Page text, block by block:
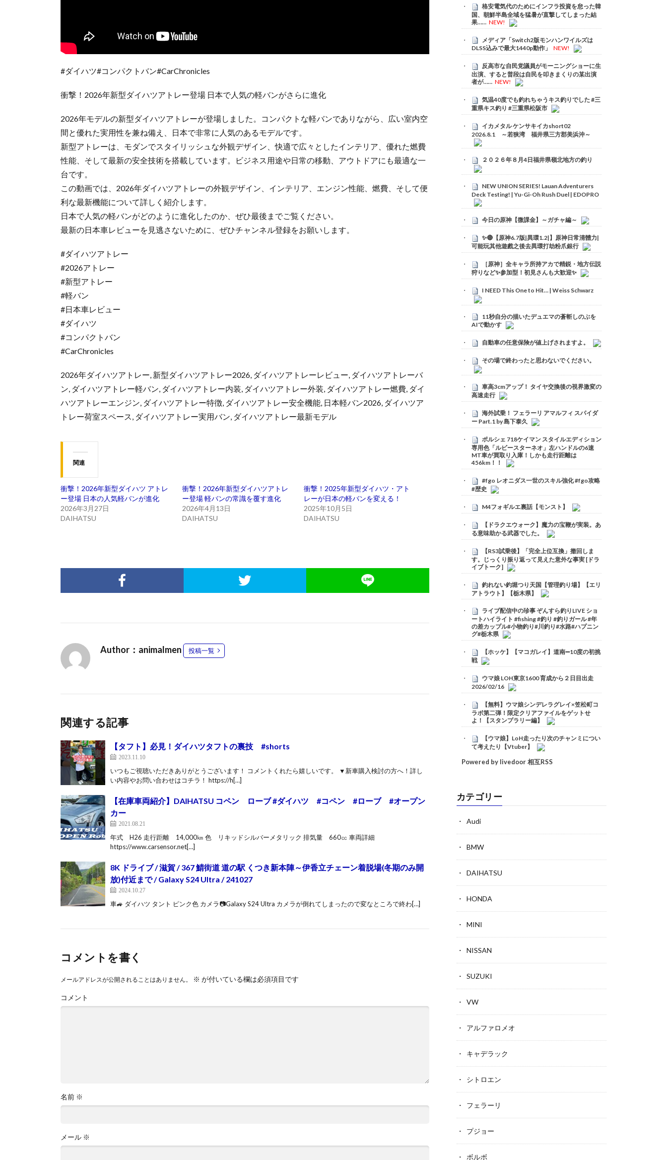
#ダイハツ#コンパクトバン#CarChronicles
衝撃！2026年新型ダイハツアトレー登場 日本で人気の軽バンがさらに進化
2026年モデルの新型ダイハツアトレーが登場しました。コンパクトな軽バンでありながら、広い室内空
間と優れた実用性を兼ね備え、日本で非常に人気のあるモデルです。
新型アトレーは、モダンでスタイリッシュな外観デザイン、快適で広々としたインテリア、優れた燃費
性能、そして最新の安全技術を搭載しています。ビジネス用途や日常の移動、アウトドアにも最適な一
台です。
この動画では、2026年ダイハツアトレーの外観デザイン、インテリア、エンジン性能、燃費、そして便
利な最新機能について詳しく紹介します。
日本で人気の軽バンがどのように進化したのか、ぜひ最後までご覧ください。
最新の日本車レビューを見逃さないために、ぜひチャンネル登録をお願いします。
#ダイハツアトレー
#2026アトレー
#新型アトレー
#軽バン
#日本車レビュー
#ダイハツ
#コンパクトバン
#CarChronicles
2026年ダイハツアトレー, 新型ダイハツアトレー2026, ダイハツアトレーレビュー, ダイハツアトレーバ
ン, ダイハツアトレー軽バン, ダイハツアトレー内装, ダイハツアトレー外装, ダイハツアトレー燃費, ダイ
ハツアトレーエンジン, ダイハツアトレー特徴, ダイハツアトレー安全機能, 日本軽バン2026, ダイハツア
トレー荷室スペース, ダイハツアトレー実用バン, ダイハツアトレー最新モデル
関連
衝撃！2026年新型ダイハツ アトレ
ー登場 日本の人気軽バンが進化
2026年3月27日
DAIHATSU
衝撃！2026年新型ダイハツアトレ
ー登場 軽バンの常識を覆す進化
2026年4月13日
DAIHATSU
衝撃！2025年新型ダイハツ・アト
レーが日本の軽バンを変える！
2025年10月5日
DAIHATSU
Author：animalmen 投稿一覧
関連する記事
【タフト】必見！ダイハツタフトの裏技 #shorts
2023.11.10
いつもご視聴いただきありがとうございます！ コメントくれたら嬉しいです。 ▼新車購入検討の方へ！詳し
い内容やお問い合わせはコチラ！ https://h[…]
【在庫車両紹介】DAIHATSU コペン ローブ #ダイハツ #コペン #ローブ #オープン
カー
2021.08.21
年式 H26 走行距離 14,000㎞ 色 リキッドシルバーメタリック 排気量 660㏄ 車両詳細
https://www.carsensor.net[…]
8K ドライブ / 滋賀 / 367 鯖街道 道の駅 くつき新本陣～伊香立チェーン着脱場(冬期のみ開
放)付近まで / Galaxy S24 Ultra / 241027
2024.10.27
車🚙 ダイハツ タント ピンク色 カメラ📷Galaxy S24 Ultra カメラが倒れてしまったので変なところで終わ[…]
コメントを書く
メールアドレスが公開されることはありません。 ※ が付いている欄は必須項目です
コメント
名前 ※
メール ※
格安電気代のためにインフラ投資を怠った韓
国、朝鮮半島全域を猛暑が直撃してしまった結
果…… NEW!
メディア「Switch2版モンハンワイルズは
DLSS込みで最大1440p動作」
NEW!
反高市な自民党議員がモーニングショーに生
出演、すると普段は自民を叩きまくりの某出演
者が…… NEW!
気温40度でも釣れちゃうキス釣りでした #三
重県キス釣り #三重県松阪市
イカメタル ケンサキイカshort02
2026.8.1 ～若狭湾 福井県三方郡美浜沖～
２０２６年８月4日福井県嶺北地方の釣り
NEW UNION SERIES! Lauan Adventurers
Deck Testing! | Yu-Gi-Oh Rush Duel | EDOPRO
今日の原神【微課金】～ガチャ編～
✨🔴【原神6.7版|異環1.2|】原神日常清體力|
可能玩其他遊戲之後去異環打劫粉爪銀行
［原神］全キャラ所持アカで精鋭・地方伝説
狩りなど✨参加型！初見さんも大歓迎✨
I NEED This One to Hit… | Weiss Schwarz
11秒自分の描いたデュエマの蒼斬しのぶを
AIで動かす
自動車の任意保険が値上げされますよ。
その場で終わったと思わないでください。
車高3cmアップ！ タイヤ交換後の視界激変の
高速走行
海外試乗！ フェラーリ アマルフィ スパイダ
ー Part.1 by 島下泰久
ポルシェ 718ケイマン スタイルエディション
専用色「ルビースターネオ」左ハンドルの6速
MT車が買取り入庫！しかも走行距離は
456km！！
#fgo レオニダス一世のスキル強化 #fgo攻略
#歴史
M4フォギルエ裏話【モンスト】
【ドラクエウォーク】魔力の宝鞭が実装。あ
る意味助かる武器でした。
【RS3試乗後】「完全上位互換」撤回しま
す。じっくり振り返って見えた意外な事実 [ドラ
イブトーク]
釣れない釣堀つり天国【管理釣り場】【エリ
アトラウト】【栃木県】
ライブ配信中の珍事 ぞんすら釣りLIVE ショ
ートハイライト #fishing #釣り #釣りガール #年
の差カップル#小物釣り#川釣り#水路#ハプニン
グ#栃木県
【ホッケ】【マコガレイ】道南➖10度の初挑
戦
ウマ娘 LOH東京1600 育成から２日目出走
2026/02/16
【無料】ウマ娘シンデレラグレイ×笠松町コ
ラボ第二弾！限定クリアファイルをゲットせ
よ！【スタンプラリー編】
【ウマ娘】LoH走ったり次のチャンミについ
て考えたり【Vtuber】
Powered by livedoor 相互RSS
カテゴリー
Audi
BMW
DAIHATSU
HONDA
MINI
NISSAN
SUZUKI
VW
アルファロメオ
キャデラック
シトロエン
フェラーリ
プジョー
ボルボ